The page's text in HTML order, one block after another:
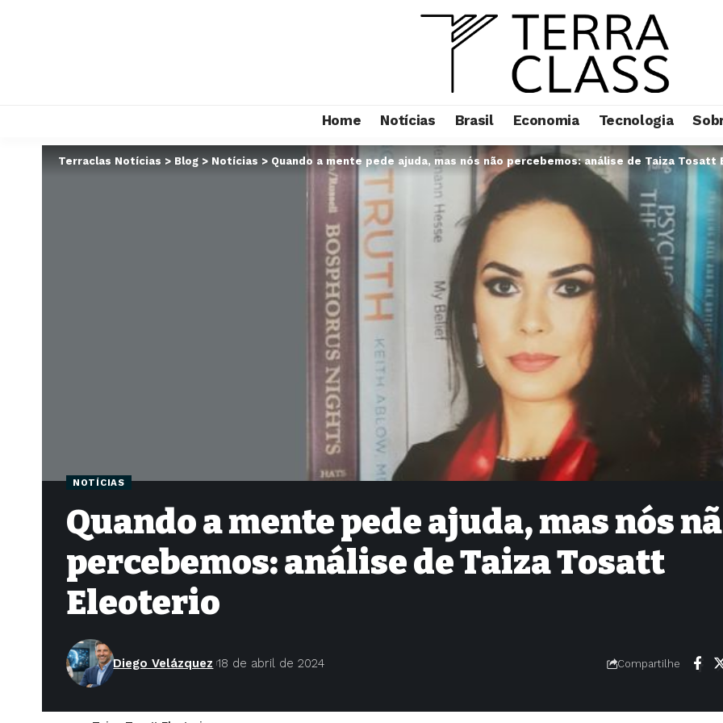
Home Notícias Brasil Economia Tecnologia
Terraclas Notícias > Blog > Notícias > Quando a mente pede ajuda, mas nós não percebemos: análise de Taiza Tosatt
NOTÍCIAS
Quando a mente pede ajuda, mas nós
percebemos: análise de Taiza Tosatt
Eleoterio
Diego Velázquez 18 de abril de 2024 Compartilhe